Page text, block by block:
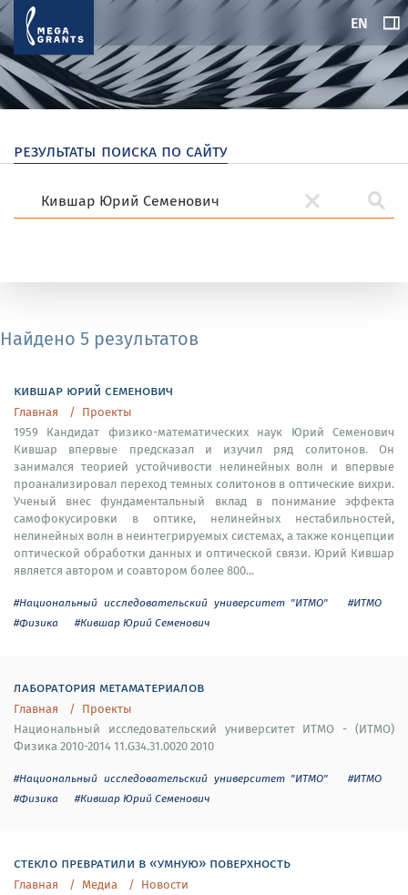
EN
результаты поиска по сайту
Найдено 5 результатов
кившар юрий семенович
Главная
Проекты
1959 Кандидат физико-математических наук Юрий Семенович
Кившар впервые предсказал и изучил ряд солитонов. Он
занимался теорией устойчивости нелинейных волн и впервые
проанализировал переход темных солитонов в оптические вихри.
Ученый внес фундаментальный вклад в понимание эффекта
самофокусировки в оптике, нелинейных нестабильностей,
нелинейных волн в неинтегрируемых системах, а также концепции
оптической обработки данных и оптической связи. Юрий Кившар
является автором и соавтором более 800...
#Национальный исследовательский университет "ИТМО"
#ИТМО
#Физика
#Кившар Юрий Семенович
лаборатория метаматериалов
Главная
Проекты
Национальный исследовательский университет ИТМО - (ИТМО)
Физика 2010-2014 11.G34.31.0020 2010
#Национальный исследовательский университет "ИТМО"
#ИТМО
#Физика
#Кившар Юрий Семенович
cтекло превратили в «умную» поверхность
Главная Медиа
Новости